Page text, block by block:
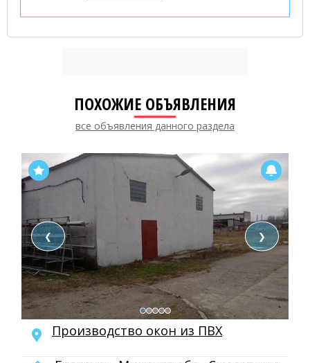
ПОХОЖИЕ ОБЪЯВЛЕНИЯ
все объявления данного раздела
❮ ❯
Производство окон из ПВХ